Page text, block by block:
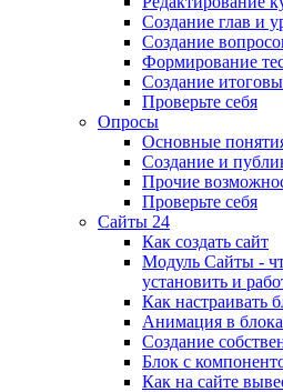
Создание глав и
Создание
Формирование
Создание
Проверьте себя
Опросы
Основные
Создание и
Прочие
Проверьте себя
Сайты 24
Как создать сайт
Модуль Сайты -
установить и
Как настраивать
Анимация в
Создание
Блок с
Как на сайте